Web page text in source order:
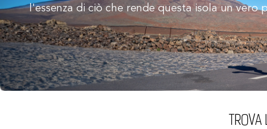
l'essenza di ciò che rende questa isola un vero